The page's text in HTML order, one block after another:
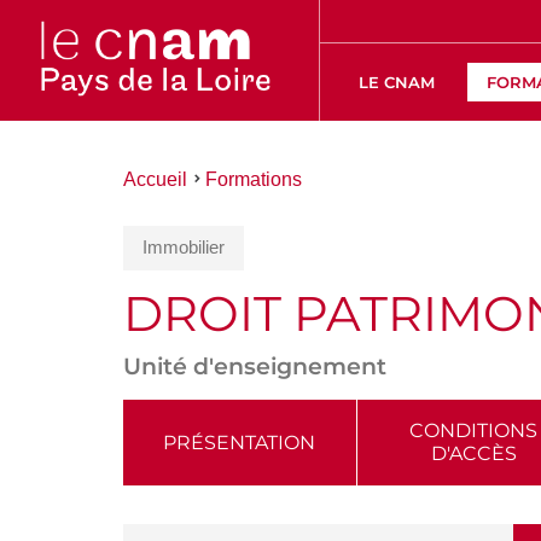
LE CNAM
Vous
Accueil Formations
Immobilier
DROIT
Unité d'enseignement
ACCÉDER
PRÉSENTATION
CONDITIONS
D'ACCÈS